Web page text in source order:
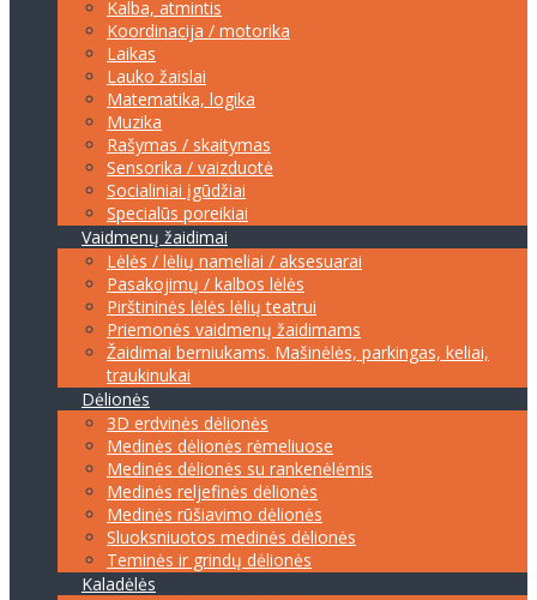
Kalba, atmintis
Koordinacija / motorika
Laikas
Lauko žaislai
Matematika, logika
Muzika
Rašymas / skaitymas
Sensorika / vaizduotė
Socialiniai įgūdžiai
Specialūs poreikiai
Vaidmenų žaidimai
Lėlės / lėlių nameliai / aksesuarai
Pasakojimų / kalbos lėlės
Pirštininės lėlės lėlių teatrui
Priemonės vaidmenų žaidimams
Žaidimai berniukams. Mašinėlės, parkingas, keliai,
traukinukai
Dėlionės
3D erdvinės dėlionės
Medinės dėlionės rėmeliuose
Medinės dėlionės su rankenėlėmis
Medinės reljefinės dėlionės
Medinės rūšiavimo dėlionės
Sluoksniuotos medinės dėlionės
Teminės ir grindų dėlionės
Kaladėlės